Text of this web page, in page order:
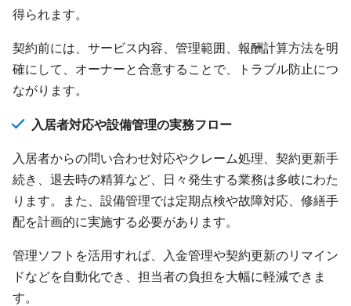
得られます。
契約前には、サービス内容、管理範囲、報酬計算方法を明
確にして、オーナーと合意することで、トラブル防止につ
ながります。
入居者対応や設備管理の実務フロー
入居者からの問い合わせ対応やクレーム処理、契約更新手
続き、退去時の精算など、日々発生する業務は多岐にわた
ります。また、設備管理では定期点検や故障対応、修繕手
配を計画的に実施する必要があります。
管理ソフトを活用すれば、入金管理や契約更新のリマイン
ドなどを自動化でき、担当者の負担を大幅に軽減できま
す。